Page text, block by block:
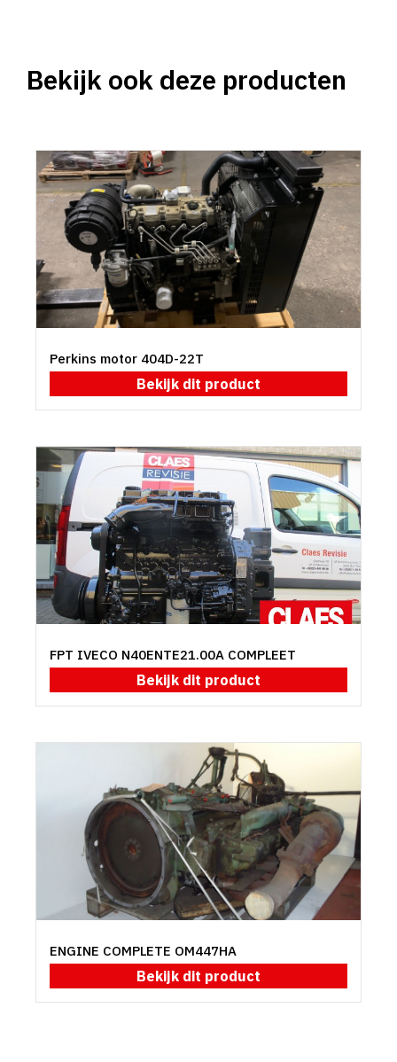
Bekijk ook deze producten
Perkins motor 404D-22T
Bekijk dit product
FPT IVECO N40ENTE21.00A COMPLEET
Bekijk dit product
ENGINE COMPLETE OM447HA
Bekijk dit product